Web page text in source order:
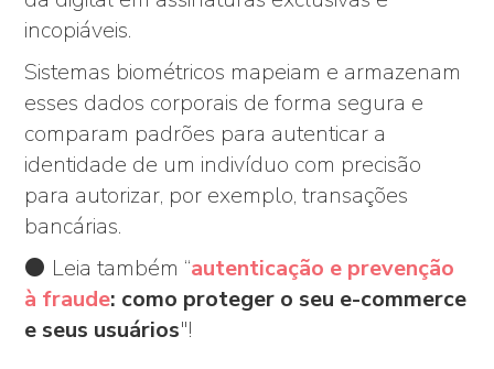
incopiáveis.
Sistemas biométricos mapeiam e armazenam
esses dados corporais de forma segura e
comparam padrões para autenticar a
identidade de um indivíduo com precisão
para autorizar, por exemplo, transações
bancárias.
⚫ Leia também “autenticação e prevenção
à fraude: como proteger o seu e-commerce
e seus usuários"!